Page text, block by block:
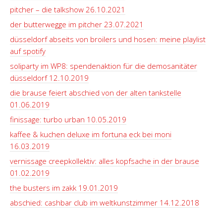
pitcher – die talkshow 26.10.2021
der butterwegge im pitcher 23.07.2021
düsseldorf abseits von broilers und hosen: meine playlist
auf spotify
soliparty im WP8: spendenaktion für die demosanitäter
düsseldorf 12.10.2019
die brause feiert abschied von der alten tankstelle
01.06.2019
finissage: turbo urban 10.05.2019
kaffee & kuchen deluxe im fortuna eck bei moni
16.03.2019
vernissage creepkollektiv: alles kopfsache in der brause
01.02.2019
the busters im zakk 19.01.2019
abschied: cashbar club im weltkunstzimmer 14.12.2018